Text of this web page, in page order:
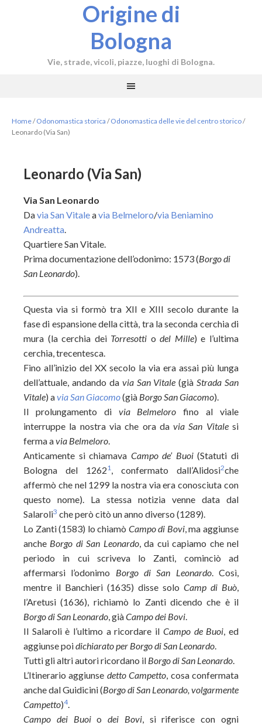
Origine di
Bologna
Vie, strade, vicoli, piazze, luoghi di Bologna.
Home/ Odonomastica storica / Odonomastica delle vie del centro storico/
Leonardo (Via San)
Leonardo (Via San)
Via San Leonardo
Davia San Vitaleavia Belmeloro/via Beniamino
Andreatta.
Quartiere San Vitale.
Prima documentazione dell’odonimo: 1573 (Borgo di
San Leonardo).
Questa via si formò tra XII e XIII secolo durante la
fase di espansione della città, tra la seconda cerchia di
mura (la cerchia dei Torresotti odel Mille) e l’ultima
cerchia, trecentesca.
Fino all’inizio del XX secolo la via era assai più lunga
dell’attuale, andando da via San Vitale (giàStrada San
Vitale) avia San Giacomo(già Borgo San Giacomo).
Il prolungamento di via Belmeloro fino al viale
interruppe la nostra via che ora davia San Vitalesi
ferma avia Belmeloro.
Anticamente si chiamava Campo de’ Buoi(Statuti di
Bologna del 12621, confermato dall’Alidosi2che
affermò che nel 1299 la nostra via era conosciuta con
questo nome). La stessa notizia venne data dal
Salaroli3 che però citò un anno diverso (1289).
Lo Zanti (1583) lo chiamò Campo di Bovi, ma aggiunse
anche Borgo di San Leonardo, da cui capiamo che nel
periodo in cui scriveva lo Zanti, cominciò ad
affermarsi l’odonimo Borgo di San Leonardo. Così,
mentre il Banchieri (1635) disse solo Camp di Buò,
l’Aretusi (1636), richiamò lo Zanti dicendo che è il
Borgo di San Leonardo, giàCampo dei Bovi.
Il Salaroli è l’ultimo a ricordare il Campo de Buoi, ed
aggiunse poidichiarato per Borgo di San Leonardo.
Tutti gli altri autori ricordano il Borgo di San Leonardo.
L’Itinerario aggiunse detto Campetto, cosa confermata
anche dal Guidicini (Borgo di San Leonardo, volgarmente
Campetto)4.
Campo dei Buoiodei Bovi, si riferisce con ogni